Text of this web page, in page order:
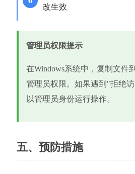
改生效
管理员权限提示
在Windows系统中，复制文件
管理员权限。如果遇到"拒绝
以管理员身份运行操作。
五、预防措施